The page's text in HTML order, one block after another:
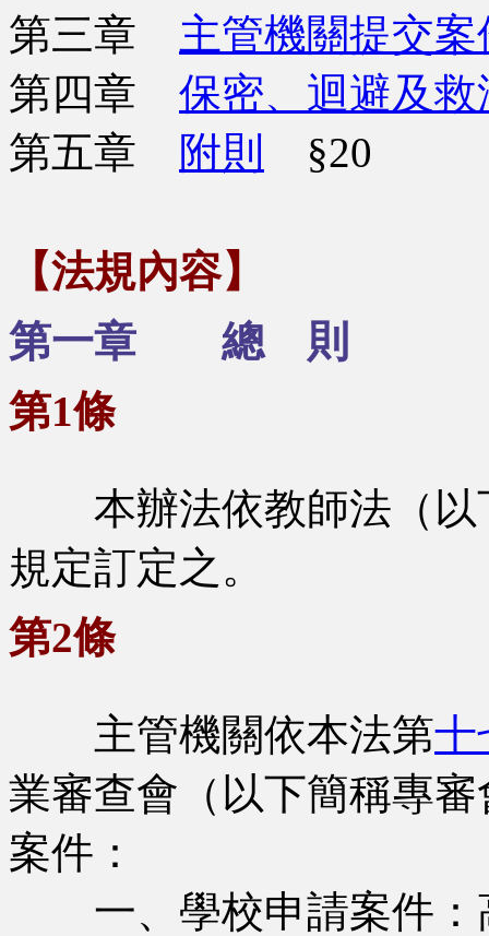
第三章 主管機關提交
第四章 保密、迴避及救
第五章
附則 §20
【法規內容】
第一章 總 則
第1條
本辦法依教師法（以
規定訂定之。
第2條
主管機關依本法第十
業審查會（以下簡稱專
案件：
一、學校申請案件：